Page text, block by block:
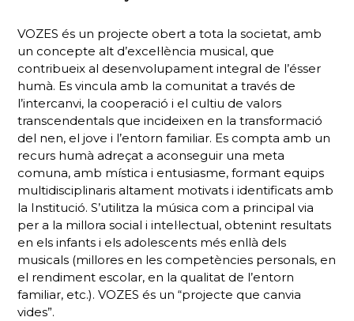
VOZES és un projecte obert a tota la societat, amb
un concepte alt d’excel·lència musical, que
contribueix al desenvolupament integral de l’ésser
humà. Es vincula amb la comunitat a través de
l’intercanvi, la cooperació i el cultiu de valors
transcendentals que incideixen en la transformació
del nen, el jove i l’entorn familiar. Es compta amb un
recurs humà adreçat a aconseguir una meta
comuna, amb mística i entusiasme, formant equips
multidisciplinaris altament motivats i identificats amb
la Institució. S’utilitza la música com a principal via
per a la millora social i intel·lectual, obtenint resultats
en els infants i els adolescents més enllà dels
musicals (millores en les competències personals, en
el rendiment escolar, en la qualitat de l’entorn
familiar, etc.). VOZES és un “projecte que canvia
vides”.